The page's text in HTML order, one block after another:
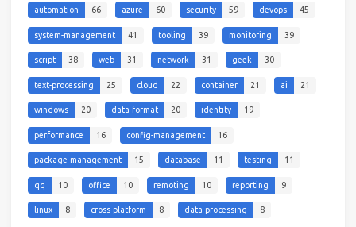
automation 66 azure 60 security 59 devops 45
system-management 41 tooling 39 monitoring 39
script 38 web 31 network 31 geek 30
text-processing 25 cloud 22 container 21 ai 21
windows 20 data-format 20 identity 19
performance 16 config-management 16
package-management 15 database 11 testing 11
qq 10 office 10 remoting 10 reporting 9
linux 8 cross-platform 8 data-processing 8